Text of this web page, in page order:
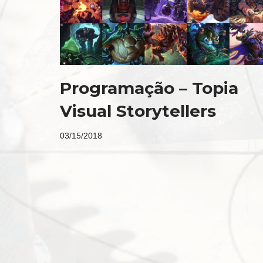
Programação – Topia
Visual Storytellers
03/15/2018